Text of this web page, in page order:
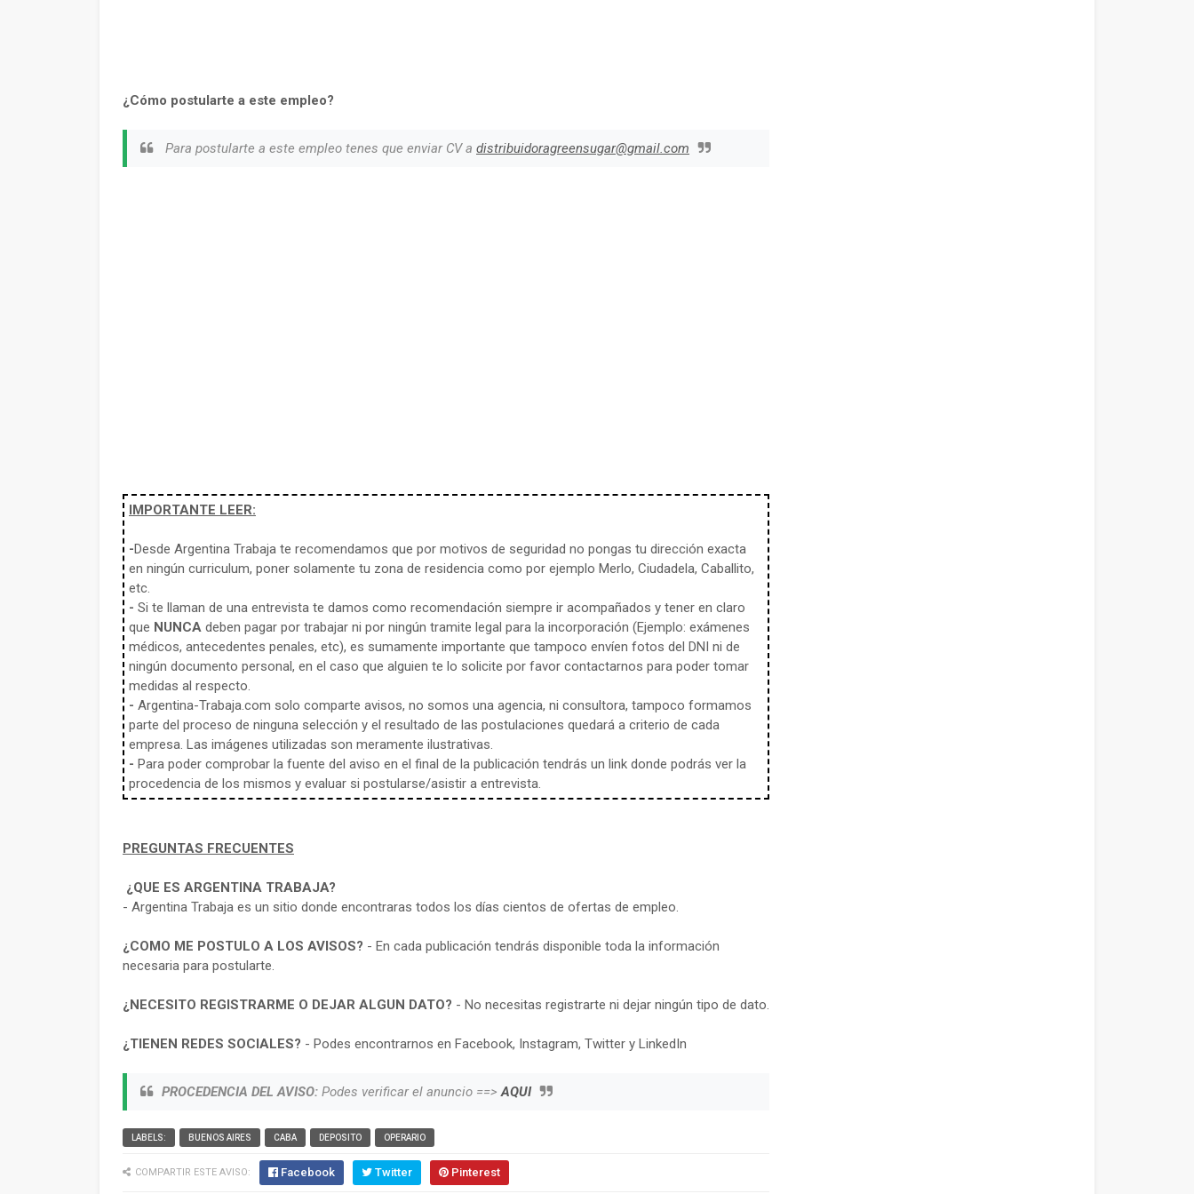
¿Cómo postularte a este empleo?
Para postularte a este empleo tenes que enviar CV a distribuidoragreensugar@gmail.com
IMPORTANTE LEER:
-Desde Argentina Trabaja te recomendamos que por motivos de seguridad no pongas tu dirección exacta
en ningún curriculum, poner solamente tu zona de residencia como por ejemplo Merlo, Ciudadela, Caballito,
etc.
- Si te llaman de una entrevista te damos como recomendación siempre ir acompañados y tener en claro
que NUNCA deben pagar por trabajar ni por ningún tramite legal para la incorporación (Ejemplo: exámenes
médicos, antecedentes penales, etc), es sumamente importante que tampoco envíen fotos del DNI ni de
ningún documento personal, en el caso que alguien te lo solicite por favor contactarnos para poder tomar
medidas al respecto.
- Argentina-Trabaja.com solo comparte avisos, no somos una agencia, ni consultora, tampoco formamos
parte del proceso de ninguna selección y el resultado de las postulaciones quedará a criterio de cada
empresa. Las imágenes utilizadas son meramente ilustrativas.
- Para poder comprobar la fuente del aviso en el final de la publicación tendrás un link donde podrás ver la
procedencia de los mismos y evaluar si postularse/asistir a entrevista.
PREGUNTAS FRECUENTES
¿QUE ES ARGENTINA TRABAJA?
- Argentina Trabaja es un sitio donde encontraras todos los días cientos de ofertas de empleo.
¿COMO ME POSTULO A LOS AVISOS? - En cada publicación tendrás disponible toda la información
necesaria para postularte.
¿NECESITO REGISTRARME O DEJAR ALGUN DATO? - No necesitas registrarte ni dejar ningún tipo de dato.
¿TIENEN REDES SOCIALES? - Podes encontrarnos en Facebook, Instagram, Twitter y LinkedIn
PROCEDENCIA DEL AVISO: Podes verificar el anuncio ==>AQUI
LABELS: BUENOS AIRES CABA DEPOSITO OPERARIO
COMPARTIR ESTE AVISO: Facebook Twitter Pinterest